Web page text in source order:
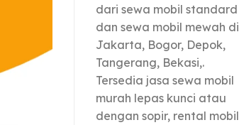
dari sewa mobil standard
dan sewa mobil mewah di
Jakarta, Bogor, Depok,
Tangerang, Bekasi,.
Tersedia jasa sewa mobil
murah lepas kunci atau
dengan sopir, rental mobil